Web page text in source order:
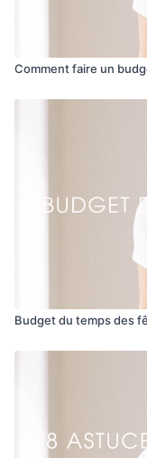
Comment faire un
Budget du temps des